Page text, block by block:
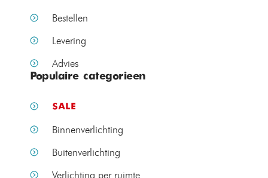
Bestellen
Levering
Advies
Populaire categorieen
SALE
Binnenverlichting
Buitenverlichting
Verlichting per ruimte